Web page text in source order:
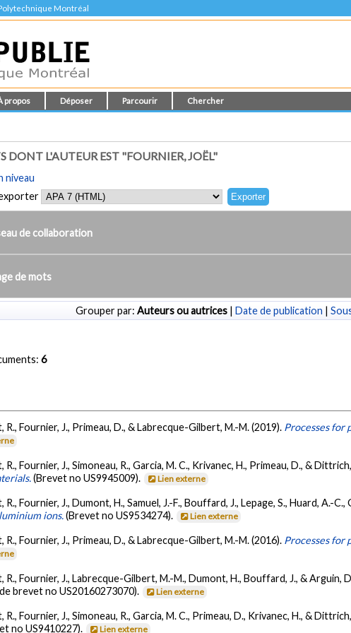
Montréal
propos Déposer Parcourir Chercher
DONT L'AUTEUR EST "FOURNIER, JOËL"
niveau
de collaboration
de mots
Grouper par: Auteurs ou autrices | Date de publication |
6
R., Fournier, J., Primeau, D., & Labrecque-Gilbert, M.-M. (2019). Processes for
Fournier, J., Simoneau, R., Garcia, M. C., Krivanec, H., Primeau, D., &
(Brevet no US9945009). Lien externe
R., Fournier, J., Dumont, H., Samuel, J.-F., Bouffard, J., Lepage, S., Huard, A.-
ions.(Brevet no US9534274). Lien externe
R., Fournier, J., Primeau, D., & Labrecque-Gilbert, M.-M. (2016). Processes for
R., Fournier, J., Labrecque-Gilbert, M.-M., Dumont, H., Bouffard, J., & Arguin,
brevet no US20160273070).
Lien externe
Fournier, J., Simoneau, R., Garcia, M. C., Primeau, D., Krivanec, H., &
no US9410227). Lien externe